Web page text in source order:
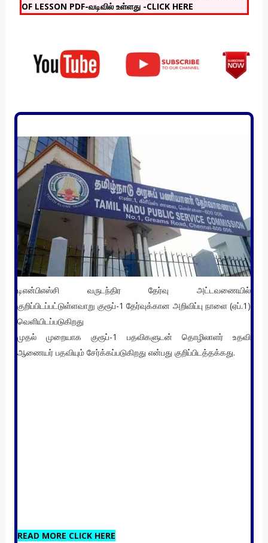
OF LESSON PDF-வடிவில் உள்ளது -CLICK HERE
டிஎன்பிஎஸ்சி வருடந்திர தேர்வு அட்டவணையில்
குறிப்பிடப்பட்டுள்ளவாறு குரூப்-1 தேர்வுக்கான அறிவிப்பு நாளை (ஏப்.1)
வெளியிடப்படுகிறது
முதல் முறையாக குரூப்-1 பதவிகளுடன் தொழிலாளர் உதவி
ஆணையர் பதவியும் சேர்க்கப்படுகிறது என்பது குறிப்பிடத்தக்கது.
READ MORE CLICK HERE